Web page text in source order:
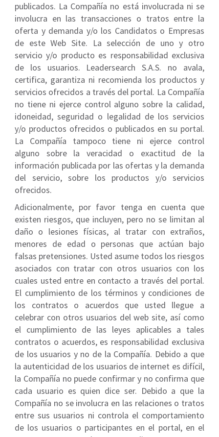
publicados. La Compañía no está involucrada ni se
involucra en las transacciones o tratos entre la
oferta y demanda y/o los Candidatos o Empresas
de este Web Site. La selección de uno y otro
servicio y/o producto es responsabilidad exclusiva
de los usuarios. Leadersearch S.A.S. no avala,
certifica, garantiza ni recomienda los productos y
servicios ofrecidos a través del portal. La Compañía
no tiene ni ejerce control alguno sobre la calidad,
idoneidad, seguridad o legalidad de los servicios
y/o productos ofrecidos o publicados en su portal.
La Compañía tampoco tiene ni ejerce control
alguno sobre la veracidad o exactitud de la
información publicada por las ofertas y la demanda
del servicio, sobre los productos y/o servicios
ofrecidos.
Adicionalmente, por favor tenga en cuenta que
existen riesgos, que incluyen, pero no se limitan al
daño o lesiones físicas, al tratar con extraños,
menores de edad o personas que actúan bajo
falsas pretensiones. Usted asume todos los riesgos
asociados con tratar con otros usuarios con los
cuales usted entre en contacto a través del portal.
El cumplimiento de los términos y condiciones de
los contratos o acuerdos que usted llegue a
celebrar con otros usuarios del web site, así como
el cumplimiento de las leyes aplicables a tales
contratos o acuerdos, es responsabilidad exclusiva
de los usuarios y no de la Compañía. Debido a que
la autenticidad de los usuarios de internet es difícil,
la Compañía no puede confirmar y no confirma que
cada usuario es quien dice ser. Debido a que la
Compañía no se involucra en las relaciones o tratos
entre sus usuarios ni controla el comportamiento
de los usuarios o participantes en el portal, en el